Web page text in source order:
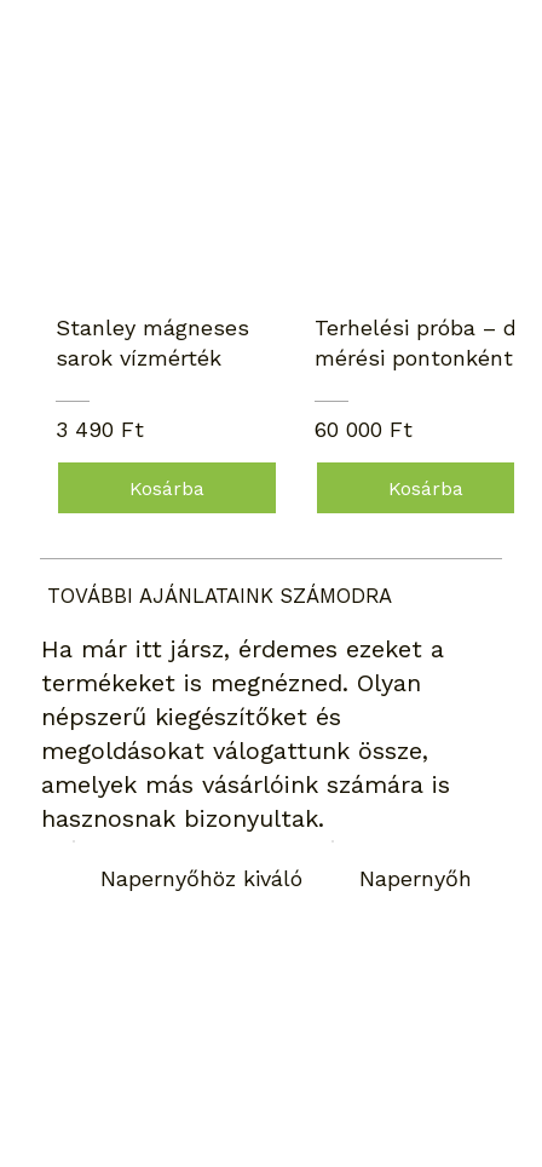
Stanley mágneses
sarok vízmérték
3 490 Ft
Kosárba
Terhelési próba – díj
mérési pontonként
60 000 Ft
Kosárba
TOVÁBBI AJÁNLATAINK SZÁMODRA
Ha már itt jársz, érdemes ezeket a
termékeket is megnézned. Olyan
népszerű kiegészítőket és
megoldásokat válogattunk össze,
amelyek más vásárlóink számára is
hasznosnak bizonyultak.
Napernyőhöz kiváló Napernyőhöz